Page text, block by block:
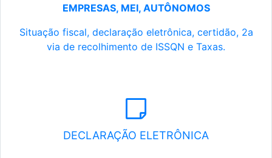
EMPRESAS, MEI, AUTÔNOMOS
Situação fiscal, declaração eletrônica, certidão, 2a
via de recolhimento de ISSQN e Taxas.
DECLARAÇÃO ELETRÔNICA